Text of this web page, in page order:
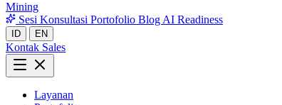
Mining
Sesi Konsultasi Portofolio Blog AI Readiness
ID EN
Kontak Sales
Layanan